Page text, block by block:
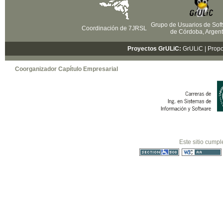
Coordinación de 7JRSL
Grupo de Usuarios de
de Córdoba,
Proyectos GrULiC: GrULiC |
Coorganizador Capítulo Empresarial
Este sitio